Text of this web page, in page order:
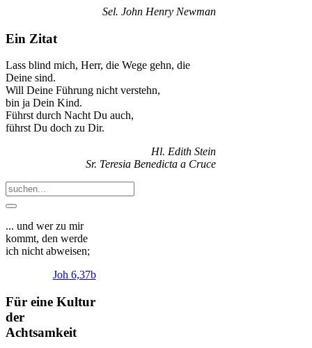
Sel. John Henry Newman
Ein Zitat
Lass blind mich, Herr, die Wege gehn, die
Deine sind.
Will Deine Führung nicht verstehn,
bin ja Dein Kind.
Führst durch Nacht Du auch,
führst Du doch zu Dir.
Hl. Edith Stein
Sr. Teresia Benedicta a Cruce
... und wer zu mir
kommt, den werde
ich nicht abweisen;
Joh 6,37b
Für eine Kultur
der
Achtsamkeit